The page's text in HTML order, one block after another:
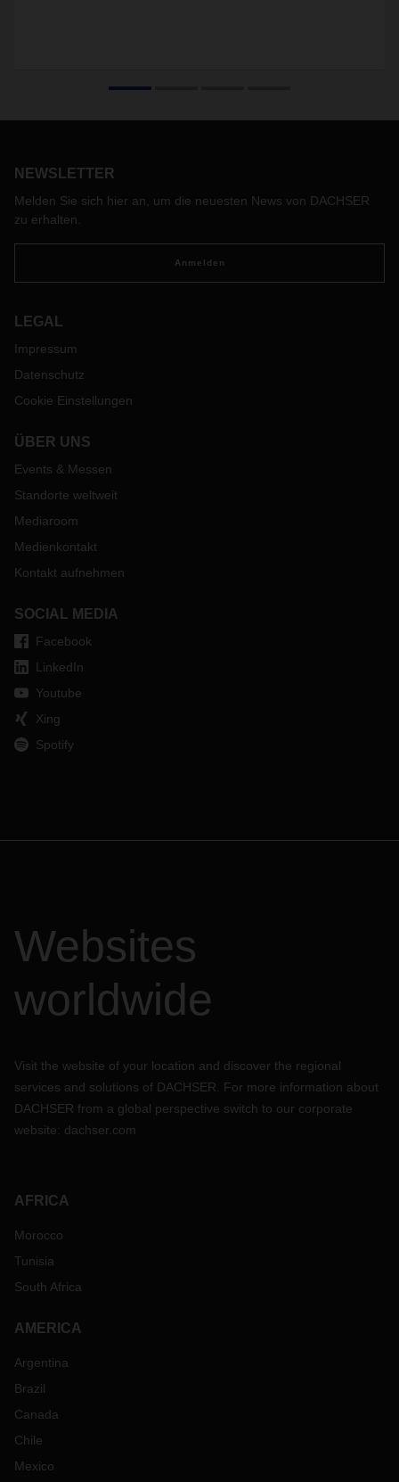
NEWSLETTER
Melden Sie sich hier an, um die neuesten News von DACHSER
zu erhalten.
Anmelden
LEGAL
Impressum
Datenschutz
Cookie Einstellungen
ÜBER UNS
Events & Messen
Standorte weltweit
Mediaroom
Medienkontakt
Kontakt aufnehmen
SOCIAL MEDIA
Facebook
LinkedIn
Youtube
Xing
Spotify
Websites
worldwide
Visit the website of your location and discover the regional
services and solutions of DACHSER. For more information about
DACHSER from a global perspective switch to our corporate
website: dachser.com
AFRICA
Morocco
Tunisia
South Africa
AMERICA
Argentina
Brazil
Canada
Chile
Mexico